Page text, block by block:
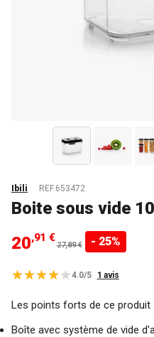
Ibili REF.653472
Boite sous vide
20,91 €
27,89 € - 25%
4.0/5 1 avis
Les points forts de ce produit :
Boîte avec système de vide